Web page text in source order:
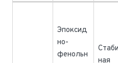
Эпоксид
но-
фенольн
ная